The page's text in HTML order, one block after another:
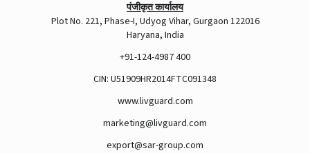
पंजीकृत कार्यालय
Plot No. 221, Phase-I, Udyog Vihar, Gurgaon 122016
Haryana, India
+91-124-4987 400
CIN: U51909HR2014FTC091348
www.livguard.com
marketing@livguard.com
export@sar-group.com